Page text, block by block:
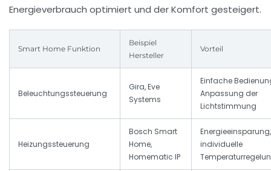
Energieverbrauch optimiert und der Komfort gesteigert.
Smart Home Funktion
Beispiel
Hersteller
Vorteil
Beleuchtungssteuerung
Gira, Eve
Systems
Einfache
Anpassung der
Lichtstimmung
Heizungssteuerung
Bosch Smart
Home,
Homematic IP
Energieeinsparung,
individuelle